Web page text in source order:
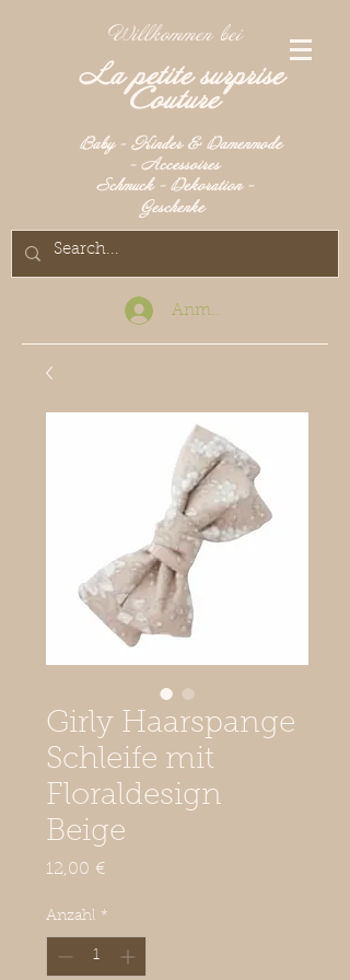
Willkommen bei
La petite surprise
Couture
Baby - Kinder & Damenmode
- Accessoires
Schmuck - Dekoration -
Geschenke
Anmelden
Girly Haarspange
Schleife mit
Floraldesign
Beige
12,00 €Preis
Anzahl *